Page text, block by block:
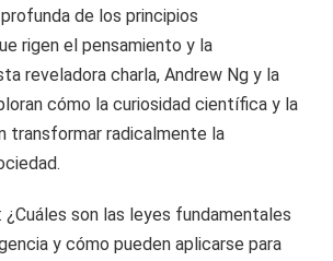
de los principios
rigen el pensamiento y la
reveladora charla, Andrew Ng y la
cómo la curiosidad científica y la
transformar radicalmente la
son las leyes fundamentales
y cómo pueden aplicarse para